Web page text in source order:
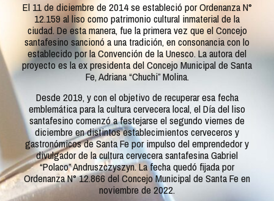
El 11 de diciembre de 2014 se estableció por Ordenanza N°
12.159 al liso como patrimonio cultural inmaterial de la
ciudad. De esta manera, fue la primera vez que el Concejo
santafesino sancionó a una tradición, en consonancia con lo
establecido por la Convención de la Unesco. La autora del
proyecto es la ex presidenta del Concejo Municipal de Santa
Fe, Adriana “Chuchi” Molina.
Desde 2019, y con el objetivo de recuperar esa fecha
emblemática para la cultura cervecera local, el Día del liso
santafesino comenzó a festejarse el segundo viernes de
diciembre en distintos establecimientos cerveceros y
gastronómicos de Santa Fe por impulso del emprendedor y
divulgador de la cultura cervecera santafesina Gabriel
“Polaco” Andruszczyszyn. La fecha quedó fijada por
Ordenanza N° 12.866 del Concejo Municipal de Santa Fe en
noviembre de 2022.